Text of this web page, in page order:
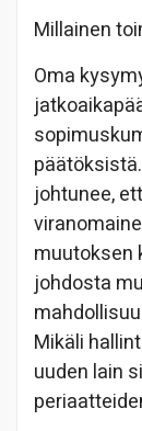
Millainen
Oma
johtunee,
muutoksen
johdosta
Mikäli
uuden lain